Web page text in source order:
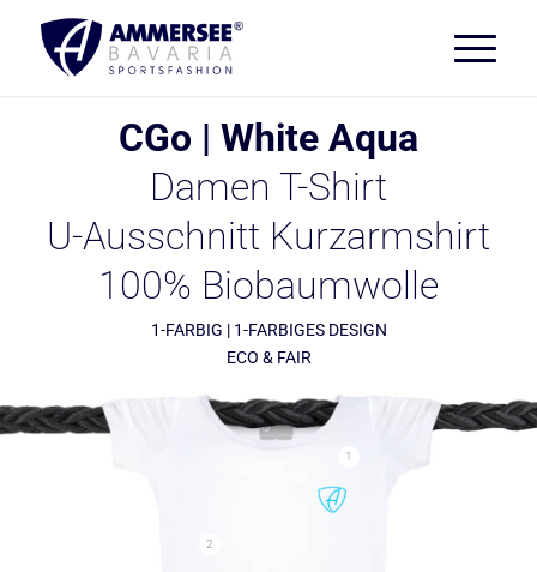
CGo | White Aqua
Damen T-Shirt
U-Ausschnitt Kurzarmshirt
100% Biobaumwolle
1-FARBIG | 1-FARBIGES DESIGN
ECO & FAIR
1
2